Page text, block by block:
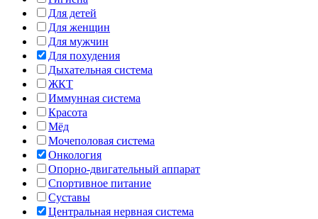
Для детей
Для женщин
Для мужчин
Для похудения
Дыхательная система
ЖКТ
Иммунная система
Красота
Мёд
Мочеполовая система
Онкология
Опорно-двигательный аппарат
Спортивное питание
Суставы
Центральная нервная система